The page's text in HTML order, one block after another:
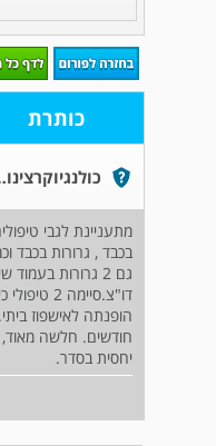
כותרת
מתעניינת לגבי
בכבד , גרורות בכבד
גם 2 גרורות
חודשים. חלשה מאוד,
יחסית בסדר.